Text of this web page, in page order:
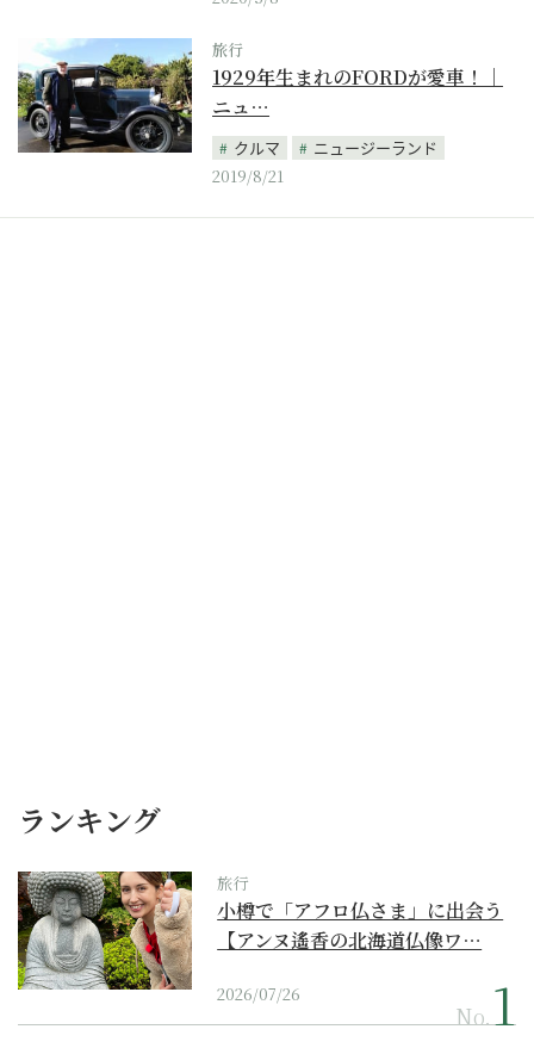
旅行
1929年生まれのFORDが愛車！｜
ニュ…
クルマ
ニュージーランド
2019/8/21
ランキング
旅行
小樽で「アフロ仏さま」に出会う
【アンヌ遙香の北海道仏像ワ…
2026/07/26
No.